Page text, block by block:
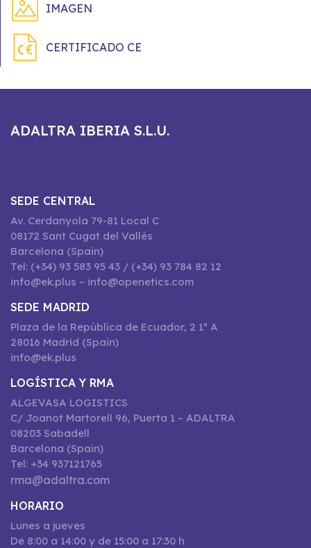
IMAGEN
CERTIFICADO CE
ADALTRA IBERIA S.L.U.
SEDE CENTRAL
Av. Cerdanyola 79-81 Local C
08172 Sant Cugat del Vallès
Barcelona (Spain)
Tel: (+34) 93 583 95 43 / (+34) 93 784 82 12
info@ek.plus – info@openetics.com
SEDE MADRID
Plaza de la República de Ecuador, 2 1º A
28016 Madrid (Spain)
info@ek.plus
LOGÍSTICA Y RMA
ALGEVASA LOGISTICS
C/ Joanot Martorell 96, Puerta 1 – ADALTRA
08203 Sabadell
Barcelona (Spain)
Tel: +34 937121765
rma@adaltra.com
HORARIO
Lunes a jueves
De 8:00 a 14:00 y de 15:00 a 17:30 h